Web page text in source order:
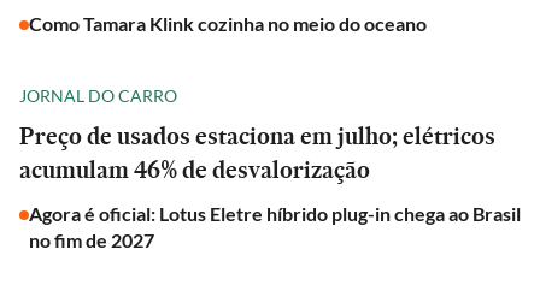
Como Tamara Klink cozinha no meio do oceano
JORNAL DO CARRO
Preço de usados estaciona em julho; elétricos
acumulam 46% de desvalorização
Agora é oficial: Lotus Eletre híbrido plug-in chega ao Brasil
no fim de 2027